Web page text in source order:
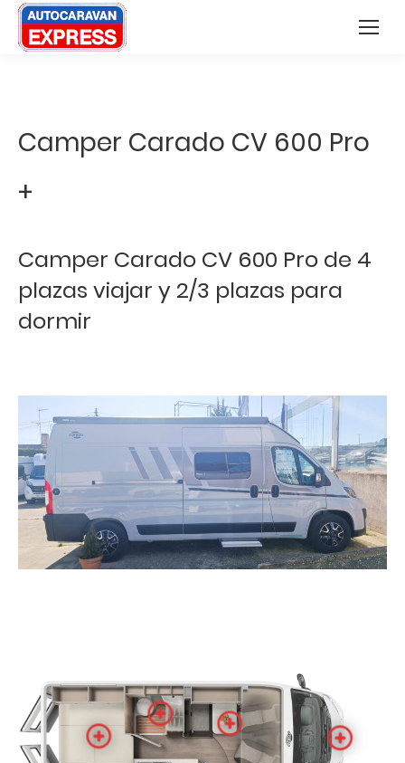
Nota:
este
un
de
Buscar:
Camper Carado CV 600 Pro
+
Camper Carado CV 600 Pro de 4
plazas viajar y 2/3 plazas para
dormir